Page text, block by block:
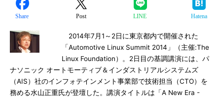
Share Post LINE Hatena
2014年7月1～2日に東京都内で開催された
「Automotive Linux Summit 2014」（主催:The
Linux Foundation）。2日目の基調講演には、パ
ナソニック オートモーティブ＆インダストリアルシステムズ
（AIS）社のインフォテインメント事業部で技術担当（CTO）を
務める水山正重氏が登壇した。講演タイトルは「A New Era -